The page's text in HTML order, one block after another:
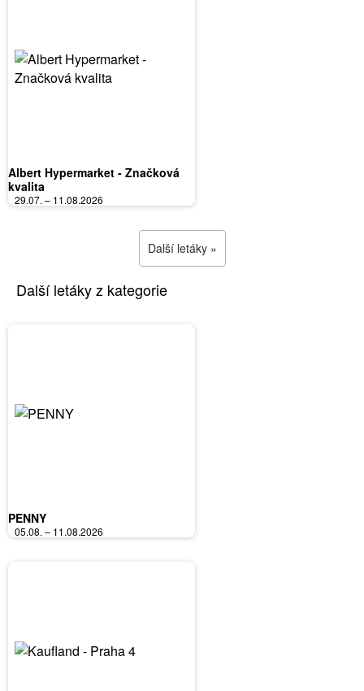
Albert Hypermarket - Značková
kvalita
29.07. – 11.08.2026
Další letáky »
Další letáky z kategorie
PENNY
05.08. – 11.08.2026